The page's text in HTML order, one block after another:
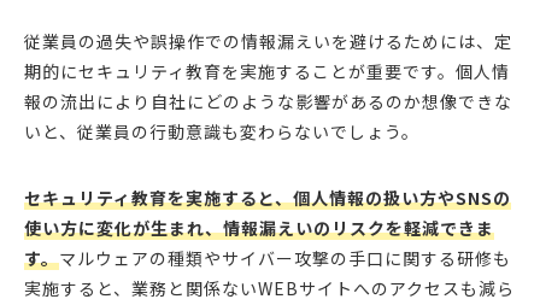
従業員の過失や誤操作での情報漏えいを避けるためには、定
期的にセキュリティ教育を実施することが重要です。個人情
報の流出により自社にどのような影響があるのか想像できな
いと、従業員の行動意識も変わらないでしょう。
セキュリティ教育を実施すると、個人情報の扱い方やSNSの
使い方に変化が生まれ、情報漏えいのリスクを軽減できま
す。マルウェアの種類やサイバー攻撃の手口に関する研修も
実施すると、業務と関係ないWEBサイトへのアクセスも減ら